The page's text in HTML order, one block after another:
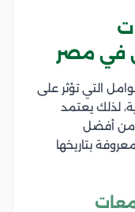
في مصر
التي تؤثر على
لذلك يعتمد
من أفضل
بتاريخها